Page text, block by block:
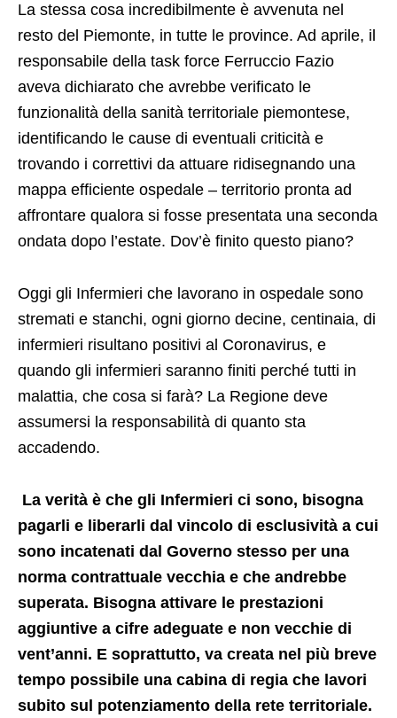
La stessa cosa incredibilmente è avvenuta nel
resto del Piemonte, in tutte le province. Ad aprile, il
responsabile della task force Ferruccio Fazio
aveva dichiarato che avrebbe verificato le
funzionalità della sanità territoriale piemontese,
identificando le cause di eventuali criticità e
trovando i correttivi da attuare ridisegnando una
mappa efficiente ospedale – territorio pronta ad
affrontare qualora si fosse presentata una seconda
ondata dopo l’estate. Dov’è finito questo piano?
Oggi gli Infermieri che lavorano in ospedale sono
stremati e stanchi, ogni giorno decine, centinaia, di
infermieri risultano positivi al Coronavirus, e
quando gli infermieri saranno finiti perché tutti in
malattia, che cosa si farà? La Regione deve
assumersi la responsabilità di quanto sta
accadendo.
La verità è che gli Infermieri ci sono, bisogna
pagarli e liberarli dal vincolo di esclusività a cui
sono incatenati dal Governo stesso per una
norma contrattuale vecchia e che andrebbe
superata. Bisogna attivare le prestazioni
aggiuntive a cifre adeguate e non vecchie di
vent’anni. E soprattutto, va creata nel più breve
tempo possibile una cabina di regia che lavori
subito sul potenziamento della rete territoriale.